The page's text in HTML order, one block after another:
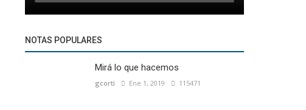
NOTAS POPULARES
Mirá lo que hacemos
gcorti Ene 1, 2019 115471